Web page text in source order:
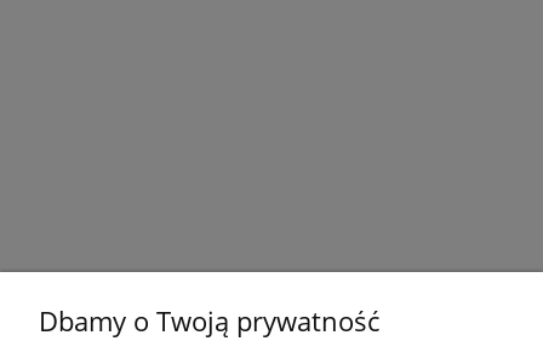
Dbamy o Twoją prywatność